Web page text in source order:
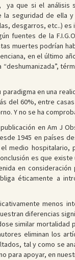
que si el análisis
seguridad de ella
desgarros, etc..)
fuentes de la
muertes podrían
en el último
en una
del 60%, entre
Y no se ha
en Am J
1945 en países
medio
es que
en consideración
éticamente a
menos
diferencias
similar
eliminan los
tal y como se
para apoyar, en